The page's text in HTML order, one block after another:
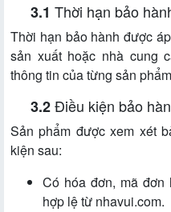
Thời hạn bảo
Thời hạn bảo hành được
sản xuất hoặc nhà cung
thông tin của từng sản
Điều kiện bảo
Sản phẩm được xem xét
kiện sau:
Có hóa đơn, mã đơn
hợp lệ từ nhavui.com.